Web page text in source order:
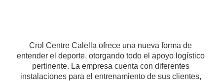
Crol Centre Calella ofrece una nueva forma de
entender el deporte, otorgando todo el apoyo logístico
pertinente. La empresa cuenta con diferentes
instalaciones para el entrenamiento de sus clientes,